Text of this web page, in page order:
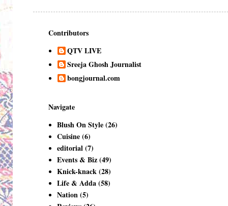
Contributors
QTV LIVE
Sreeja Ghosh Journalist
bongjournal.com
Navigate
Blush On Style (26)
Cuisine (6)
editorial (7)
Events & Biz (49)
Knick-knack (28)
Life & Adda (58)
Nation (5)